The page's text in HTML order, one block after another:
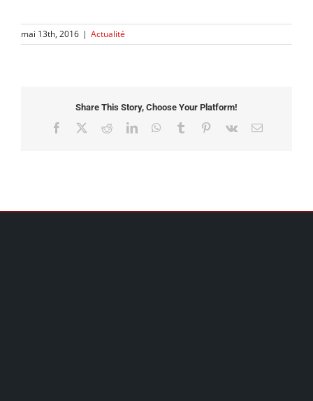
mai 13th, 2016 | Actualité
Share This Story, Choose Your Platform!
Facebook RedditLinkedInWhatsApp
Tumblr Pinterest
Vk Email